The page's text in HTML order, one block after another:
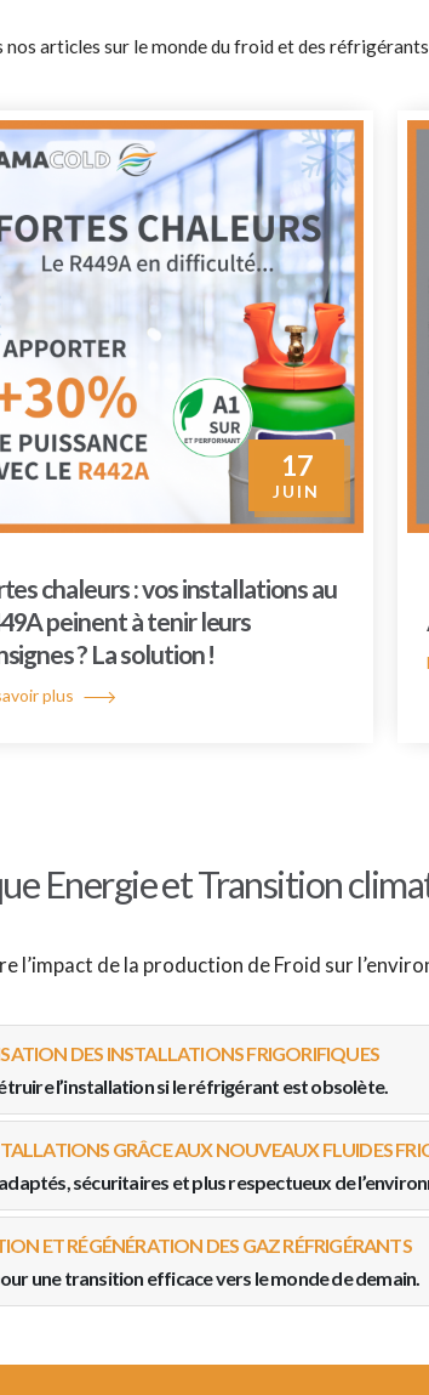
nos articles sur le monde du froid et des
17
JUIN
chaleurs : vos installations au
peinent à tenir leurs
? La solution !
plus
Energie et Transition
l’impact de la production de Froid sur
DES INSTALLATIONS FRIGORIFIQUES
l’installation si le réfrigérant est obsolète.
GRÂCE AUX NOUVEAUX FLUIDES
sécuritaires et plus respectueux de
ET RÉGÉNÉRATION DES GAZ RÉFRIGÉRANTS
une transition efficace vers le monde de demain.